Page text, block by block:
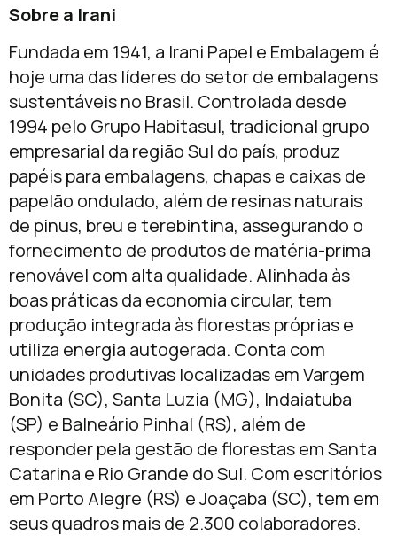
Sobre a Irani
Fundada em 1941, a Irani Papel e Embalagem é
hoje uma das líderes do setor de embalagens
sustentáveis no Brasil. Controlada desde
1994 pelo Grupo Habitasul, tradicional grupo
empresarial da região Sul do país, produz
papéis para embalagens, chapas e caixas de
papelão ondulado, além de resinas naturais
de pinus, breu e terebintina, assegurando o
fornecimento de produtos de matéria-prima
renovável com alta qualidade. Alinhada às
boas práticas da economia circular, tem
produção integrada às florestas próprias e
utiliza energia autogerada. Conta com
unidades produtivas localizadas em Vargem
Bonita (SC), Santa Luzia (MG), Indaiatuba
(SP) e Balneário Pinhal (RS), além de
responder pela gestão de florestas em Santa
Catarina e Rio Grande do Sul. Com escritórios
em Porto Alegre (RS) e Joaçaba (SC), tem em
seus quadros mais de 2.300 colaboradores.